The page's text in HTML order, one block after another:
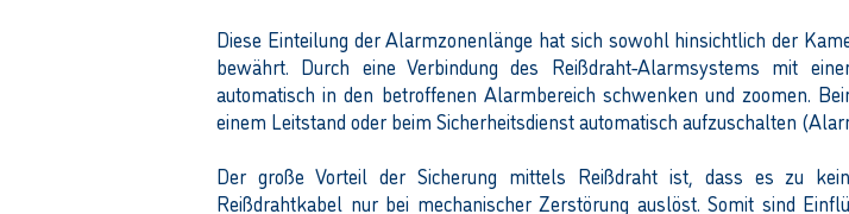
Diese Einteilung der Alarmzonenlänge hat sich sowohl hinsichtlich der
bewährt. Durch eine Verbindung des Reißdraht-Alarmsystems mit
automatisch in den betroffenen Alarmbereich schwenken und zoomen.
einem Leitstand oder beim Sicherheitsdienst automatisch aufzuschalten
Der große Vorteil der Sicherung mittels Reißdraht ist, dass es zu
Reißdrahtkabel nur bei mechanischer Zerstörung auslöst. Somit sind